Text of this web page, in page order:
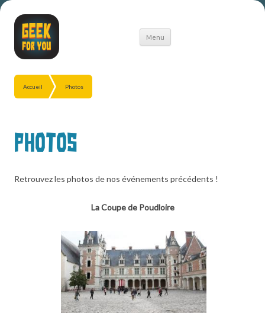
Menu
Aller
Accueil Photos
Photos
Retrouvez les photos de nos événements précédents !
La Coupe de Poudloire